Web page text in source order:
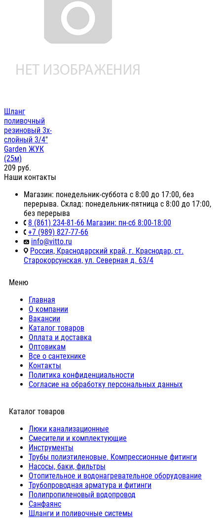
Шланг
поливочный
резиновый 3х-
слойный 3/4"
Garden ЖУК
(25м)
209 руб.
Наши контакты
Магазин: понедельник-суббота с 8:00 до 17:00, без
перерыва. Склад: понедельник-пятница с 8:00 до 17:00,
без перерыва
8 (861) 234-81-66 Магазин: пн-сб 8:00-18:00
+7 (989) 827-77-66
info@vitto.ru
Россия, Краснодарский край, г. Краснодар, ст.
Старокорсунская, ул. Северная д. 63/4
Меню
Главная
О компании
Вакансии
Каталог товаров
Оплата и доставка
Оптовикам
Все о сантехнике
Контакты
Политика конфиденциальности
Согласие на обработку персональных данных
Каталог товаров
Люки канализационные
Cмесители и комплектующие
Инструменты
Трубы полиэтиленовые. Компрессионные фитинги
Насосы, баки, фильтры
Отопительное и водонагревательное оборудование
Трубопроводная арматура и фитинги
Полипропиленовый водопровод
Санфаянс
Шланги и поливочные системы